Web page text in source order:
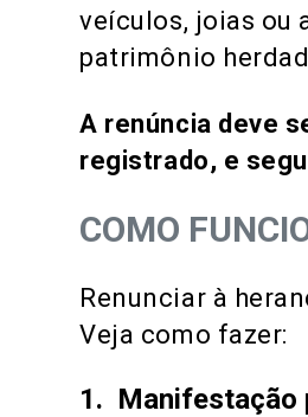
veículos, joias ou
patrimônio
A renúncia deve
registrado, e
COMO
Renunciar à
Veja como fazer:
1. Manifestação